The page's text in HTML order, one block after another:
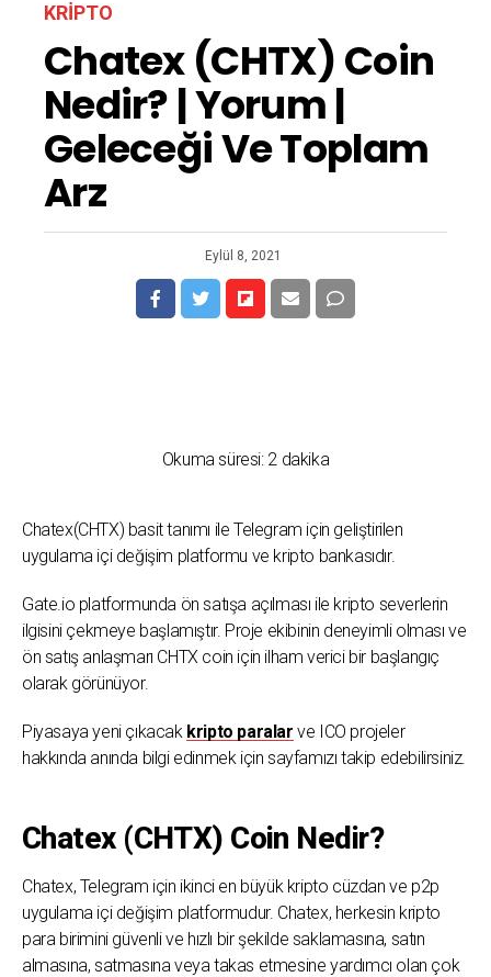
KRIPTO
Chatex (CHTX) Coin
Nedir? | Yorum |
Geleceği Ve Toplam
Arz
Eylül 8, 2021
Okuma süresi: 2 dakika
Chatex(CHTX) basit tanımı ile Telegram için geliştirilen
uygulama içi değişim platformu ve kripto bankasıdır.
Gate.io platformunda ön satışa açılması ile kripto severlerin
ilgisini çekmeye başlamıştır. Proje ekibinin deneyimli olması ve
ön satış anlaşmarı CHTX coin için ilham verici bir başlangıç
olarak görünüyor.
Piyasaya yeni çıkacak kripto paralar ve ICO projeler
hakkında anında bilgi edinmek için sayfamızı takip edebilirsiniz.
Chatex (CHTX) Coin Nedir?
Chatex, Telegram için ikinci en büyük kripto cüzdan ve p2p
uygulama içi değişim platformudur. Chatex, herkesin kripto
para birimini güvenli ve hızlı bir şekilde saklamasına, satın
almasına, satmasına veya takas etmesine yardımcı olan çok